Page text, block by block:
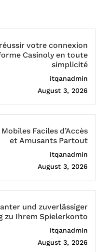
votre connexion
Casinoly en toute
simplicité
itqanadmin
August 3, 2026
Faciles d’Accès
et Amusants Partout
itqanadmin
August 3, 2026
und zuverlässiger
zu Ihrem Spielerkonto
itqanadmin
August 3, 2026